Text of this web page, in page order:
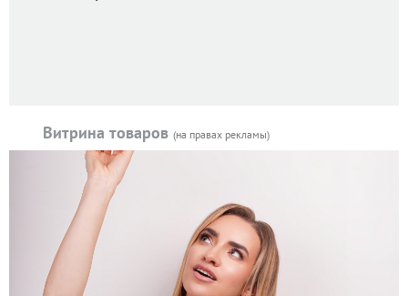
Витрина товаров (на правах рекламы)